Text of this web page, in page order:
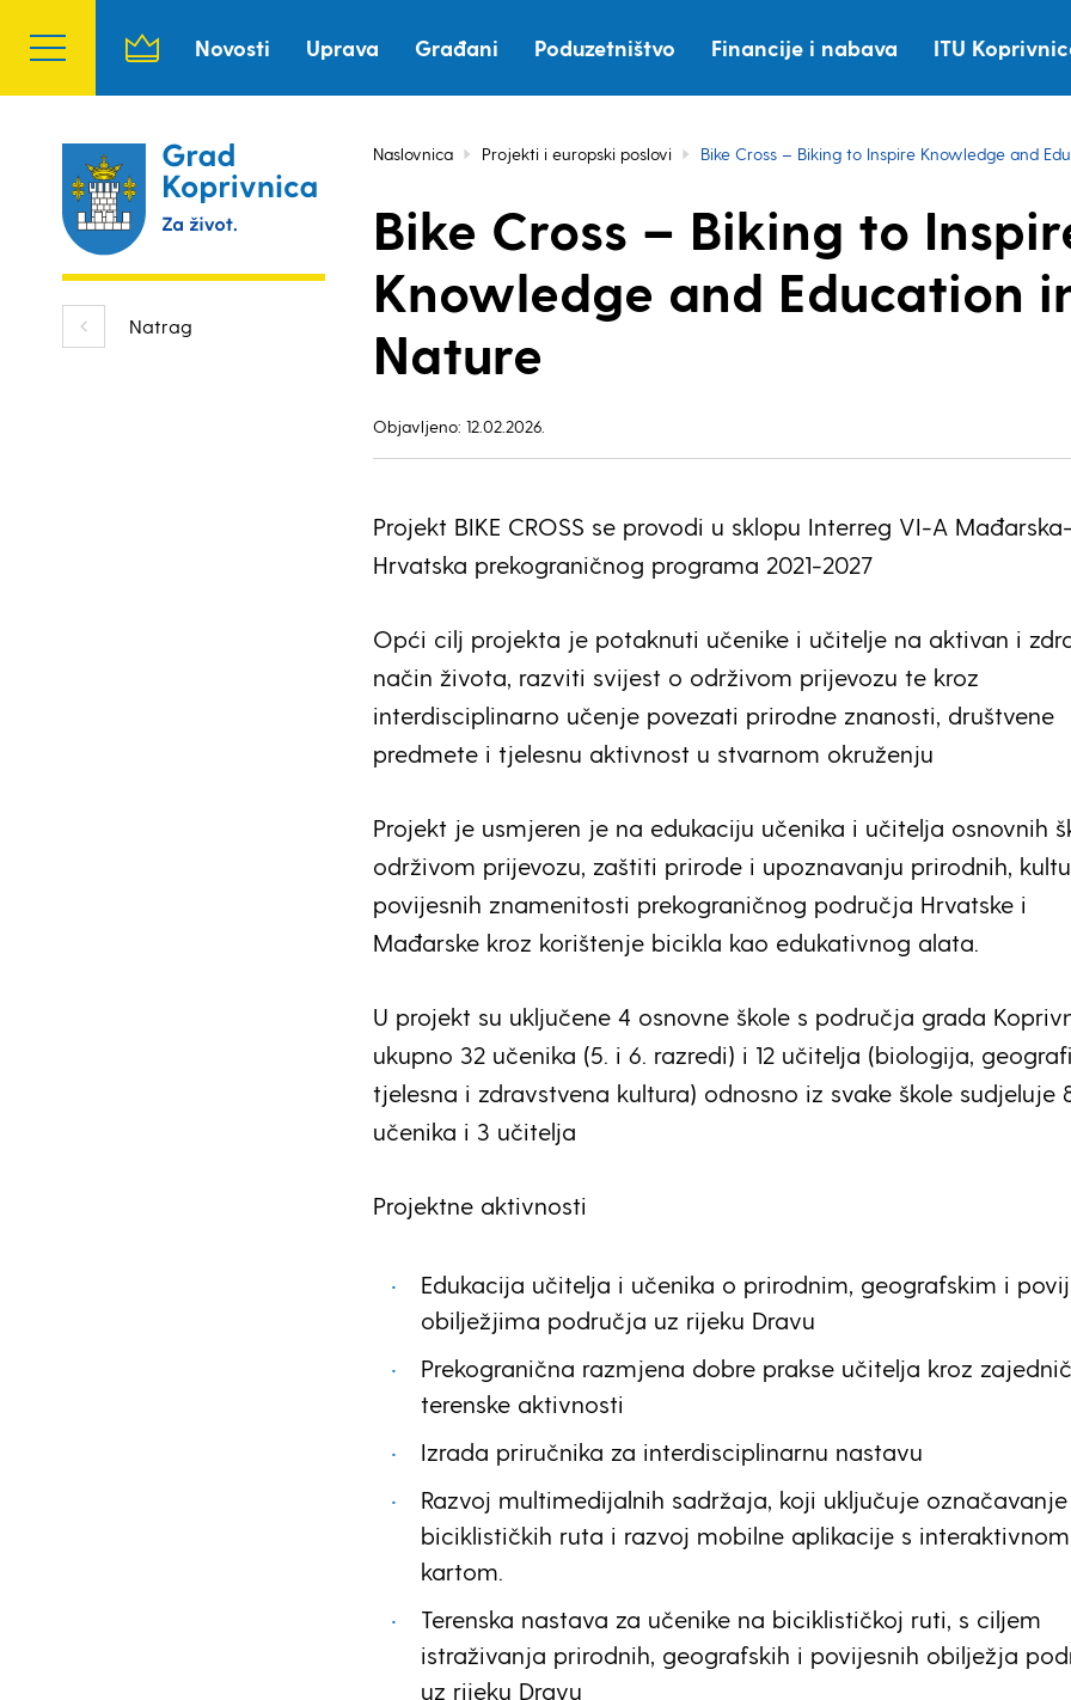
Novosti Uprava Građani Poduzetništvo Financije i nabava ITU
Natrag
Naslovnica Projekti i europski poslovi Bike Cross – Biking to Inspire Knowledge and
Bike Cross – Biking to
Knowledge and Education
Nature
Objavljeno: 12.02.2026.
Projekt BIKE CROSS se provodi u sklopu Interreg VI-A Mađarska-
Hrvatska prekograničnog programa 2021-2027
Opći cilj projekta je potaknuti učenike i učitelje na aktivan i
način života, razviti svijest o održivom prijevozu te kroz
interdisciplinarno učenje povezati prirodne znanosti, društvene
predmete i tjelesnu aktivnost u stvarnom okruženju
Projekt je usmjeren je na edukaciju učenika i učitelja osnovnih
održivom prijevozu, zaštiti prirode i upoznavanju prirodnih,
povijesnih znamenitosti prekograničnog područja Hrvatske i
Mađarske kroz korištenje bicikla kao edukativnog alata.
U projekt su uključene 4 osnovne škole s područja grada
ukupno 32 učenika (5. i 6. razredi) i 12 učitelja (biologija,
tjelesna i zdravstvena kultura) odnosno iz svake škole sudjeluje
učenika i 3 učitelja
Projektne aktivnosti
Edukacija učitelja i učenika o prirodnim, geografskim i
obilježjima područja uz rijeku Dravu
Prekogranična razmjena dobre prakse učitelja kroz
terenske aktivnosti
Izrada priručnika za interdisciplinarnu nastavu
Razvoj multimedijalnih sadržaja, koji uključuje označavanje
biciklističkih ruta i razvoj mobilne aplikacije s interaktivnom
kartom.
Terenska nastava za učenike na biciklističkoj ruti, s ciljem
istraživanja prirodnih, geografskih i povijesnih obilježja
uz rijeku Dravu